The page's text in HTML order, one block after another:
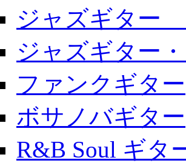
ジャズギター
ジャズギター
ファンクギター
ボサノバギター
R&B Soul ギタ